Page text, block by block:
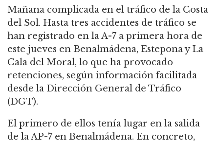
Mañana complicada en el tráfico de la Costa
del Sol. Hasta tres accidentes de tráfico se
han registrado en la A-7 a primera hora de
este jueves en Benalmádena, Estepona y La
Cala del Moral, lo que ha provocado
retenciones, según información facilitada
desde la Dirección General de Tráfico
(DGT).
El primero de ellos tenía lugar en la salida
de la AP-7 en Benalmádena. En concreto,